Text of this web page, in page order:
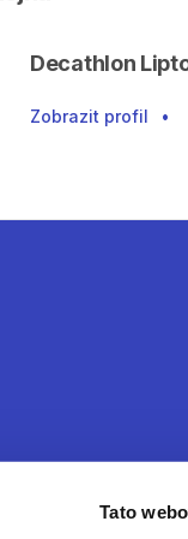
Tato
Decathlon
Zobrazit profil •